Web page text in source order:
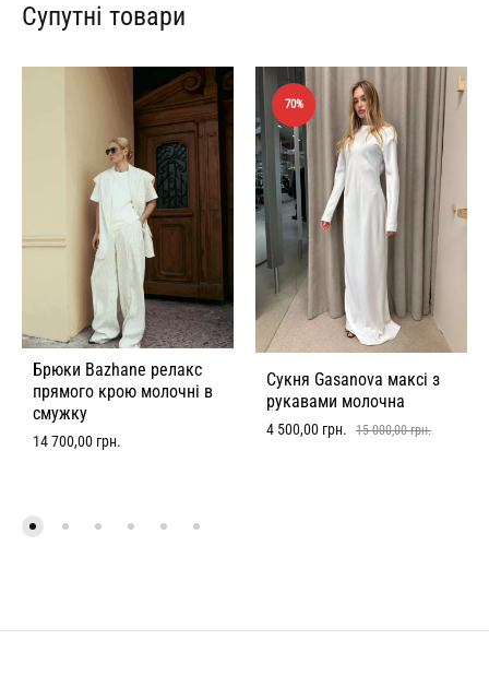
Супутні товари
Брюки Bazhane релакс
прямого крою молочні в
смужку
14 700,00 грн.
70%
Сукня Gasanova максі з
рукавами молочна
4 500,00 грн. 15 000,00грн.